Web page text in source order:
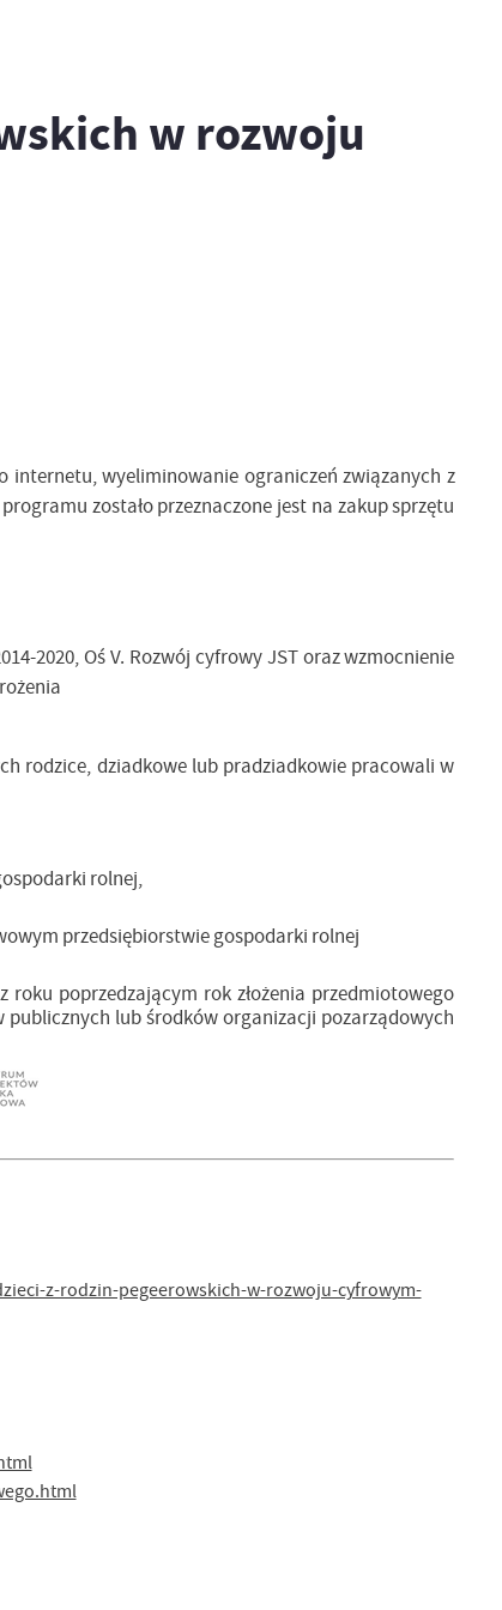
w rozwoju
internetu, wyeliminowanie ograniczeń związanych z
zostało przeznaczone jest na zakup sprzętu
2020, Oś V. Rozwój cyfrowy JST oraz wzmocnienie
rodzice, dziadkowe lub pradziadkowie pracowaliw
rolnej,
przedsiębiorstwie gospodarki rolnej
poprzedzającym rok złożenia przedmiotowego
lub środków organizacji pozarządowych
z-rodzin-pegeerowskich-w-rozwoju-cyfrowym-